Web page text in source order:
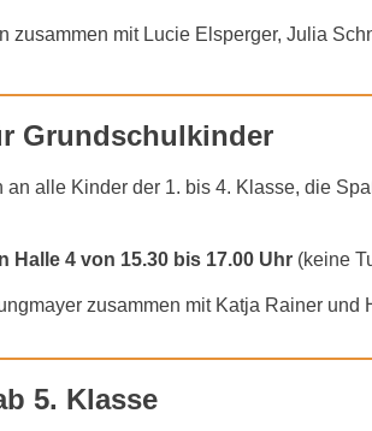
zusammen mit Lucie Elsperger, Julia
Grundschulkinder
an alle Kinder der 1. bis 4. Klasse, die
Halle 4 von 15.30 bis 17.00 Uhr (keine
zusammen mit Katja Rainer und
5. Klasse